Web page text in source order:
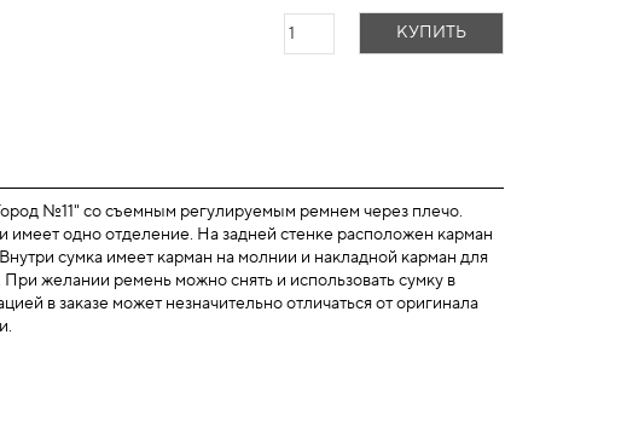
КУПИТЬ
№11" со съемным регулируемым ремнем через плечо.
имеет одно отделение. На задней стенке расположен карман
сумка имеет карман на молнии и накладной карман для
желании ремень можно снять и использовать сумку в
в заказе может незначительно отличаться от оригинала